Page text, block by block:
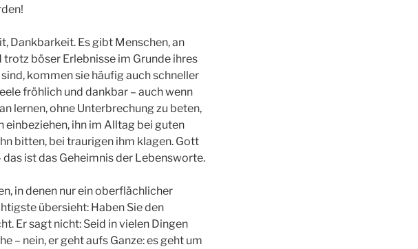
Dankbarkeit. Es gibt Menschen, an
böser Erlebnisse im Grunde ihres
kommen sie häufig auch schneller
fröhlich und dankbar – auch wenn
lernen, ohne Unterbrechung zu beten,
einbeziehen, ihn im Alltag bei guten
bitten, bei traurigen ihm klagen. Gott
ist das Geheimnis der Lebensworte.
in denen nur ein oberflächlicher
übersieht: Haben Sie den
Er sagt nicht: Seid in vielen Dingen
– nein, er geht aufs Ganze: es geht um